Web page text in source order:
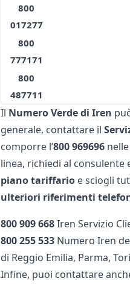
800
017277
800
777171
800
487711
Il Numero Verde di Iren
generale, contattare il
comporre l’800 969696nelle
linea, richiedi al
piano tariffarioe sciogli
ulteriori riferimenti
800909668Iren Servizio
800 255 533Numero Iren
di Reggio Emilia, Parma,
Infine, puoi contattare